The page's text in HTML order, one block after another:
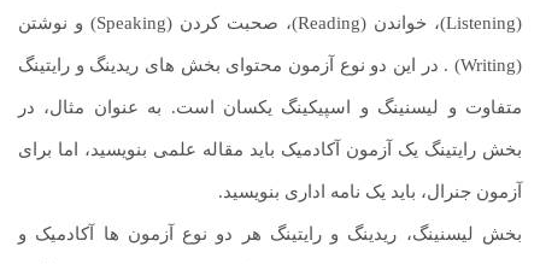
(Listening)، خواندن (Reading)، صحبت کردن (Speaking) و نوشتن
(Writing) . در این دو نوع آزمون محتوای بخش ‌های ریدینگ و رایتینگ
متفاوت و لیسنینگ و اسپیکینگ یکسان است. به عنوان مثال، در
بخش رایتینگ یک آزمون آکادمیک باید مقاله علمی بنویسید، اما برای
آزمون جنرال، باید یک نامه اداری بنویسید.
بخش لیسنینگ، ریدینگ و رایتینگ هر دو نوع آزمون ها آکادمیک و